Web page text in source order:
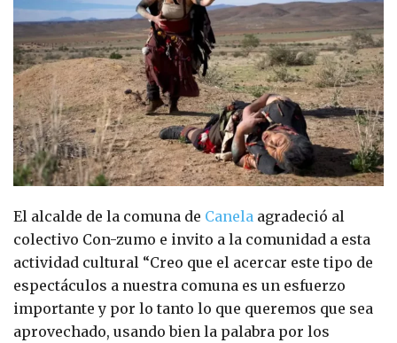
El alcalde de la comuna de Canela agradeció al
colectivo Con-zumo e invito a la comunidad a esta
actividad cultural “Creo que el acercar este tipo de
espectáculos a nuestra comuna es un esfuerzo
importante y por lo tanto lo que queremos que sea
aprovechado, usando bien la palabra por los